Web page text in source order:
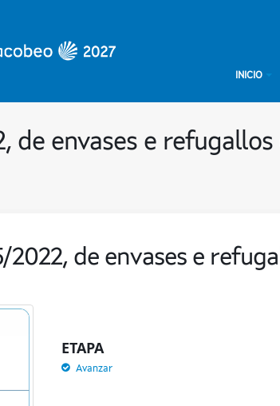
INICIO
de envases e refugallos
2022, de envases e
ETAPA
Avanzar